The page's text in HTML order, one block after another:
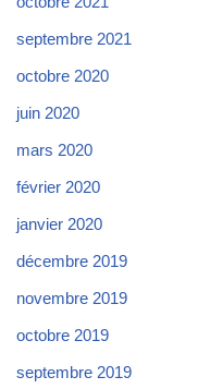
septembre 2021
octobre 2020
juin 2020
mars 2020
février 2020
janvier 2020
décembre 2019
novembre 2019
octobre 2019
septembre 2019